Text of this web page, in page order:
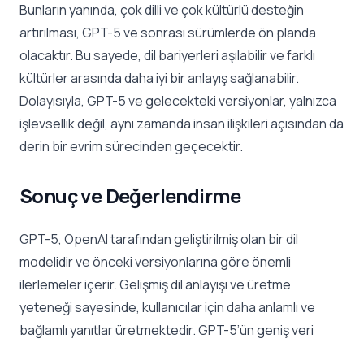
Bunların yanında, çok dilli ve çok kültürlü desteğin
artırılması, GPT-5 ve sonrası sürümlerde ön planda
olacaktır. Bu sayede, dil bariyerleri aşılabilir ve farklı
kültürler arasında daha iyi bir anlayış sağlanabilir.
Dolayısıyla, GPT-5 ve gelecekteki versiyonlar, yalnızca
işlevsellik değil, aynı zamanda insan ilişkileri açısından da
derin bir evrim sürecinden geçecektir.
Sonuç ve Değerlendirme
GPT-5, OpenAI tarafından geliştirilmiş olan bir dil
modelidir ve önceki versiyonlarına göre önemli
ilerlemeler içerir. Gelişmiş dil anlayışı ve üretme
yeteneği sayesinde, kullanıcılar için daha anlamlı ve
bağlamlı yanıtlar üretmektedir. GPT-5’ün geniş veri